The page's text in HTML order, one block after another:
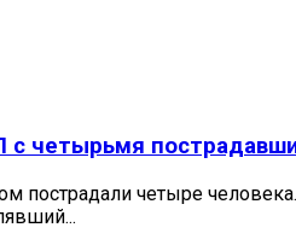
с четырьмя
четыре